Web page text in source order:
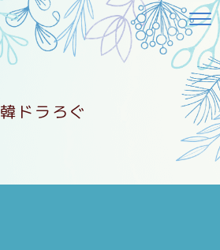
韓ドラろぐ